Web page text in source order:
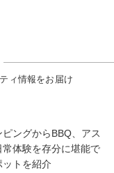
ィ情報をお届け
ングからBBQ、アス
体験を存分に堪能で
ットを紹介